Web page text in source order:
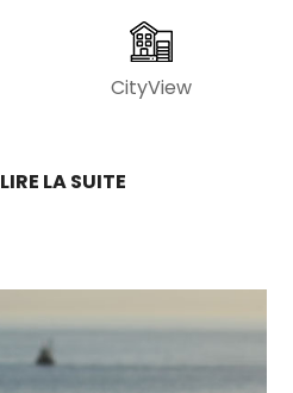
CityView
LIRE LA SUITE